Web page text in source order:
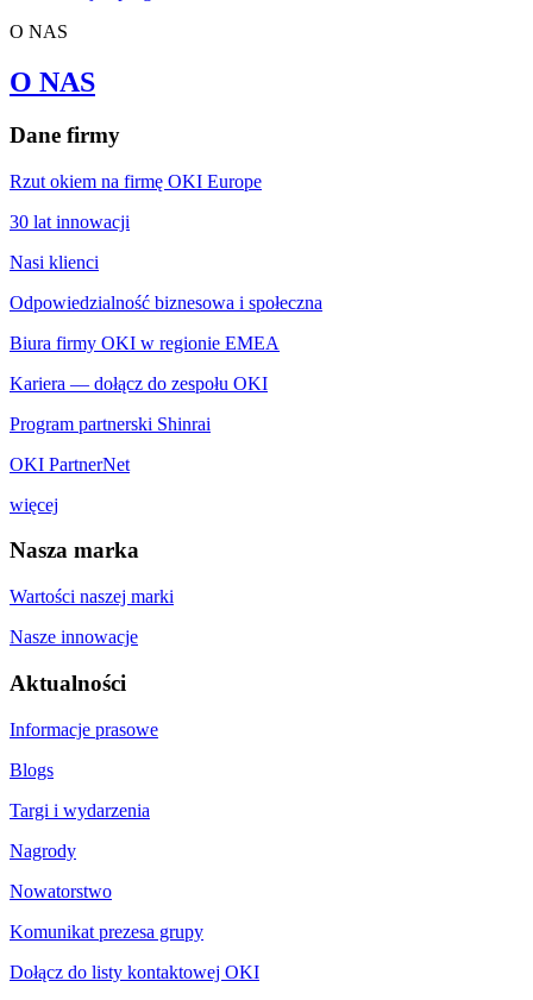
O NAS
O NAS
Dane firmy
Rzut okiem na firmę OKI Europe
30 lat innowacji
Nasi klienci
Odpowiedzialność biznesowa i społeczna
Biura firmy OKI w regionie EMEA
Kariera — dołącz do zespołu OKI
Program partnerski Shinrai
OKI PartnerNet
więcej
Nasza marka
Wartości naszej marki
Nasze innowacje
Aktualności
Informacje prasowe
Blogs
Targi i wydarzenia
Nagrody
Nowatorstwo
Komunikat prezesa grupy
Dołącz do listy kontaktowej OKI